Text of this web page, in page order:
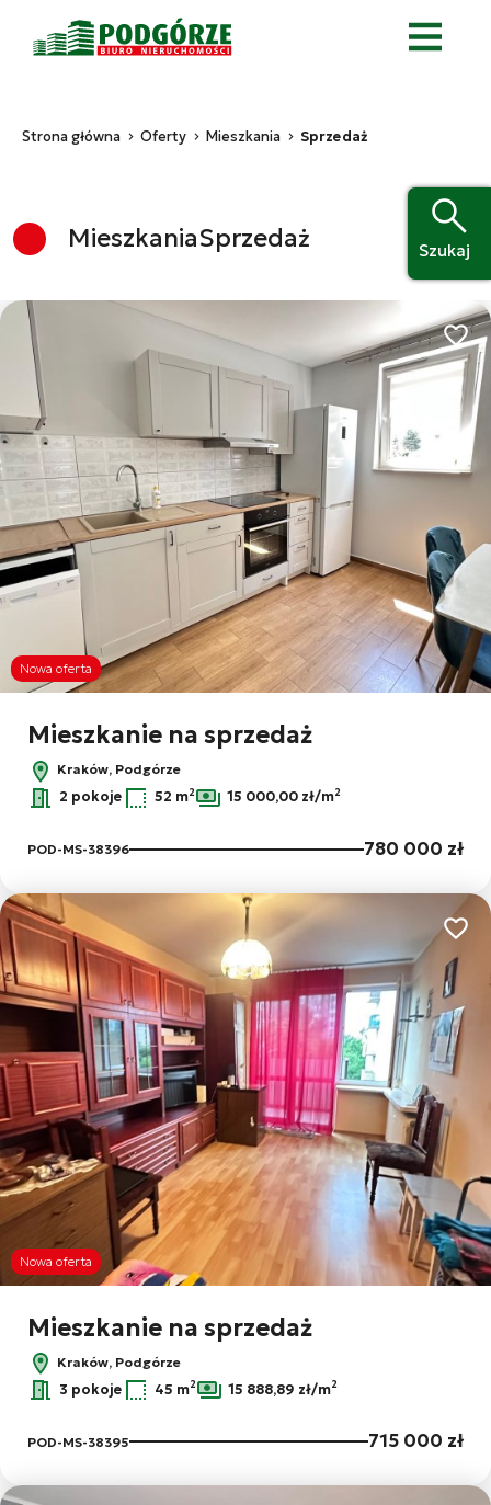
Strona główna Oferty Mieszkania Sprzedaż
Szukaj
MieszkaniaSprzedaż
Nowa oferta
Mieszkanie na sprzedaż
Kraków, Podgórze
2 pokoje 52 m2 15 000,00 zł/m2
POD-MS-38396 780 000 zł
Nowa oferta
Mieszkanie na sprzedaż
Kraków, Podgórze
3 pokoje 45 m2 15 888,89 zł/m2
POD-MS-38395 715 000 zł